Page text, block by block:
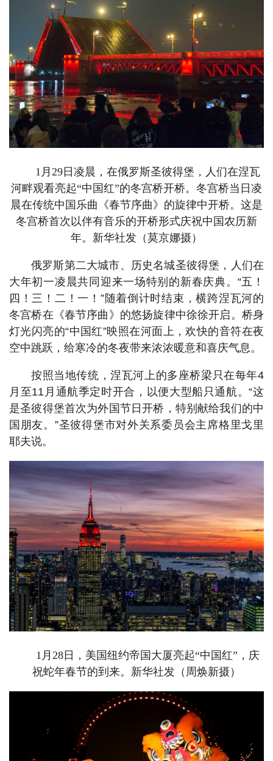
1月29日凌晨，在俄罗斯圣彼得堡，人们在涅瓦
河畔观看亮起“中国红”的冬宫桥开桥。冬宫桥当日凌
晨在传统中国乐曲《春节序曲》的旋律中开桥。这是
冬宫桥首次以伴有音乐的开桥形式庆祝中国农历新
年。新华社发（莫京娜摄）
俄罗斯第二大城市、历史名城圣彼得堡，人们在
大年初一凌晨共同迎来一场特别的新春庆典。“五！
四！三！二！一！”随着倒计时结束，横跨涅瓦河的
冬宫桥在《春节序曲》的悠扬旋律中徐徐开启。桥身
灯光闪亮的“中国红”映照在河面上，欢快的音符在夜
空中跳跃，给寒冷的冬夜带来浓浓暖意和喜庆气息。
按照当地传统，涅瓦河上的多座桥梁只在每年4
月至11月通航季定时开合，以便大型船只通航。“这
是圣彼得堡首次为外国节日开桥，特别献给我们的中
国朋友。”圣彼得堡市对外关系委员会主席格里戈里
耶夫说。
1月28日，美国纽约帝国大厦亮起“中国红”，庆
祝蛇年春节的到来。新华社发（周焕新摄）